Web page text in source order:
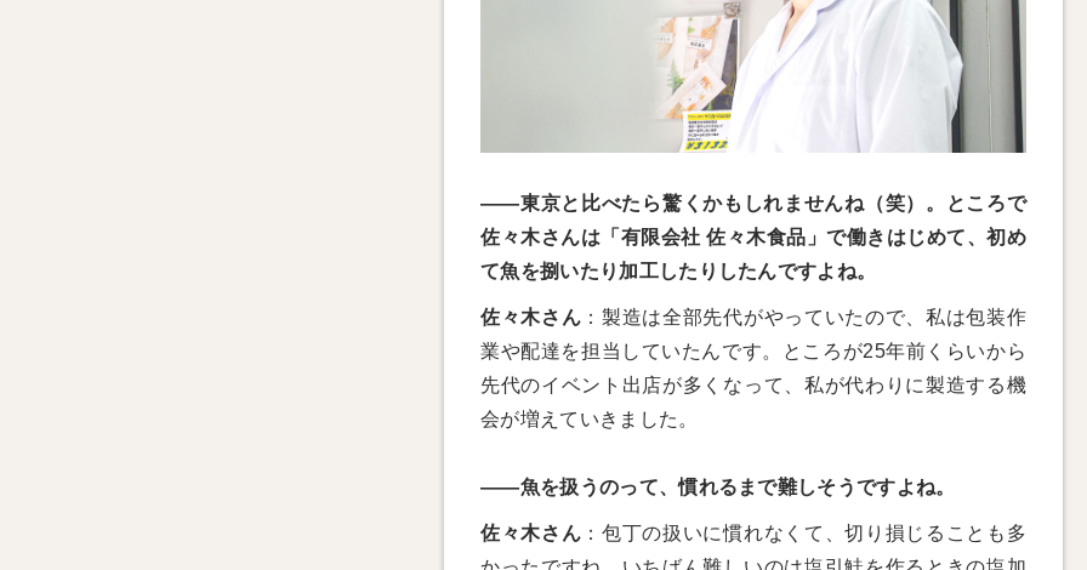
——東京と比べたら驚くかもしれませんね（笑）。ところで
佐々木さんは「有限会社 佐々木食品」で働きはじめて、初め
て魚を捌いたり加工したりしたんですよね。
佐々木さん ：製造は全部先代がやっていたので、私は包装作
業や配達を担当していたんです。ところが25年前くらいから
先代のイベント出店が多くなって、私が代わりに製造する機
会が増えていきました。
——魚を扱うのって、慣れるまで難しそうですよね。
佐々木さん ：包丁の扱いに慣れなくて、切り損じることも多